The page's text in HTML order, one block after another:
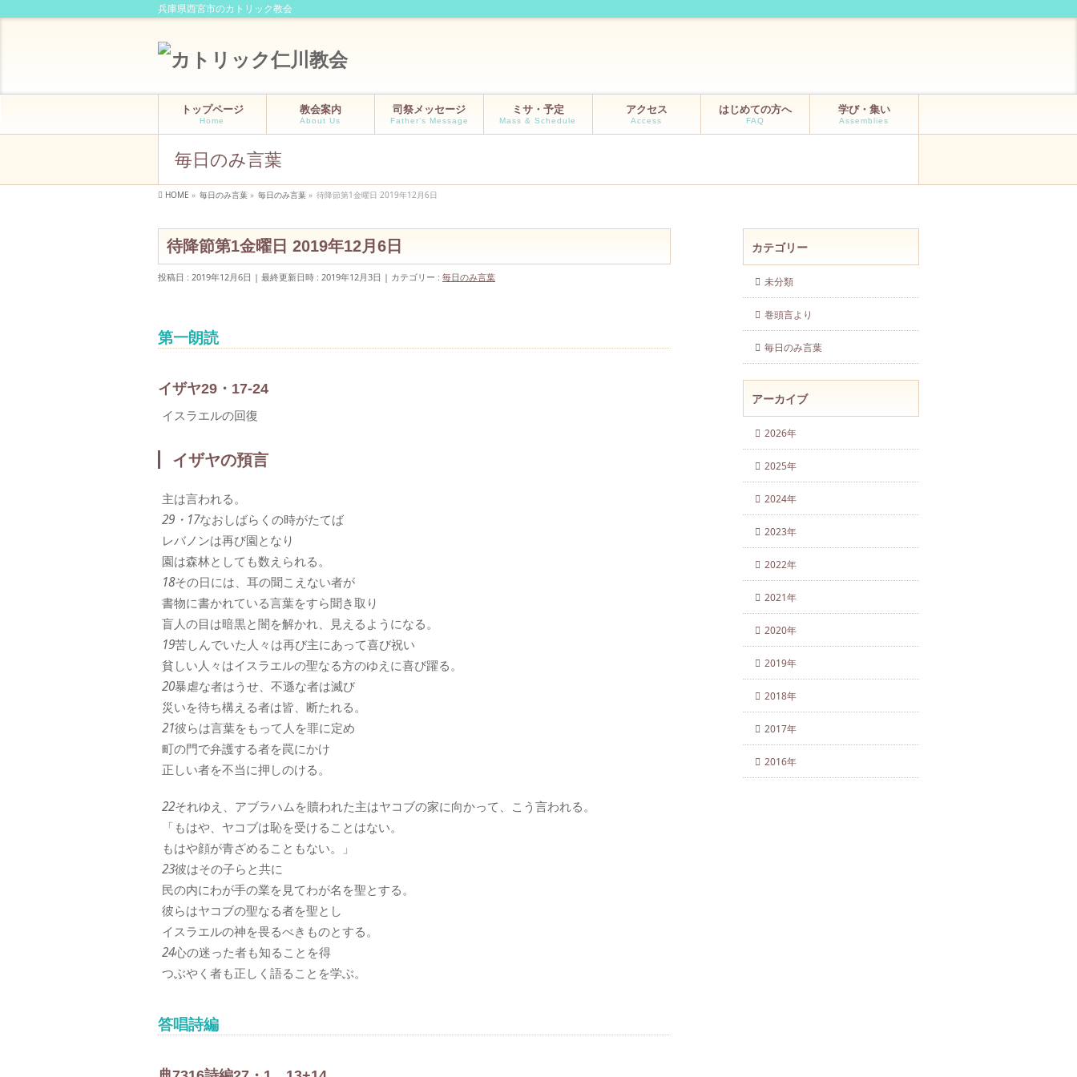
兵庫県西宮市のカトリック教会
トップページ
Home
教会案内
About Us
司祭メッセージ
Father’s Message
ミサ・予定
Mass & Schedule
アクセス
Access
はじめての方へ
FAQ
学び・集い
Assemblies
毎日のみ言葉
HOME » 毎日のみ言葉 » 毎日のみ言葉 » 待降節第1金曜日 2019年12月6日
待降節第1金曜日 2019年12月6日
投稿日 : 2019年12月6日 最終更新日時 : 2019年12月3日 カテゴリー : 毎日のみ言葉
第一朗読
イザヤ29・17-24
イスラエルの回復
イザヤの預言
主は言われる。
29・17なおしばらくの時がたてば
レバノンは再び園となり
園は森林としても数えられる。
18その日には、耳の聞こえない者が
書物に書かれている言葉をすら聞き取り
盲人の目は暗黒と闇を解かれ、見えるようになる。
19苦しんでいた人々は再び主にあって喜び祝い
貧しい人々はイスラエルの聖なる方のゆえに喜び躍る。
20暴虐な者はうせ、不遜な者は滅び
災いを待ち構える者は皆、断たれる。
21彼らは言葉をもって人を罪に定め
町の門で弁護する者を罠にかけ
正しい者を不当に押しのける。
22それゆえ、アブラハムを贖われた主はヤコブの家に向かって、こう言われる。
「もはや、ヤコブは恥を受けることはない。
もはや顔が青ざめることもない。」
23彼はその子らと共に
民の内にわが手の業を見てわが名を聖とする。
彼らはヤコブの聖なる者を聖とし
イスラエルの神を畏るべきものとする。
24心の迷った者も知ることを得
つぶやく者も正しく語ることを学ぶ。
答唱詩編
カテゴリー
未分類
巻頭言より
毎日のみ言葉
アーカイブ
2026年
2025年
2024年
2023年
2022年
2021年
2020年
2019年
2018年
2017年
2016年